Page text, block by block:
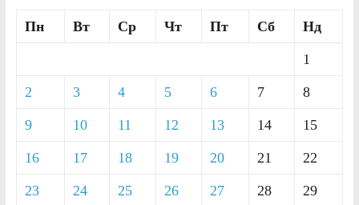
Пн Вт Ср Чт Пт Сб Нд
1
2 3 4 5 6 7 8
9 10 11 12 13 14 15
16 17 18 19 20 21 22
23 24 25 26 27 28 29